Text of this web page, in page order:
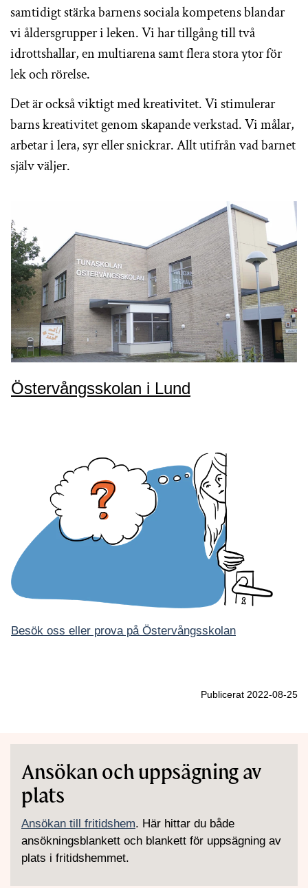
samtidigt stärka barnens sociala kompetens blandar
vi åldersgrupper i leken. Vi har tillgång till två
idrottshallar, en multiarena samt flera stora ytor för
lek och rörelse.
Det är också viktigt med kreativitet. Vi stimulerar
barns kreativitet genom skapande verkstad. Vi målar,
arbetar i lera, syr eller snickrar. Allt utifrån vad barnet
själv väljer.
Östervångsskolan i Lund
Besök oss eller prova på Östervångsskolan
Publicerat 2022-08-25
Ansökan och uppsägning av
plats
Ansökan till fritidshem. Här hittar du både
ansökningsblankett och blankett för uppsägning av
plats i fritidshemmet.